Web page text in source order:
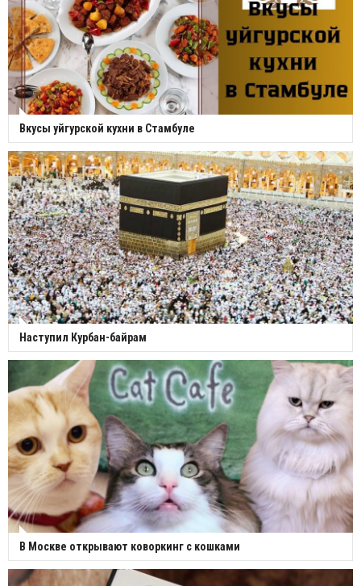
Вкусы уйгурской кухни в Стамбуле
Наступил Курбан-байрам
В Москве открывают коворкинг с кошками